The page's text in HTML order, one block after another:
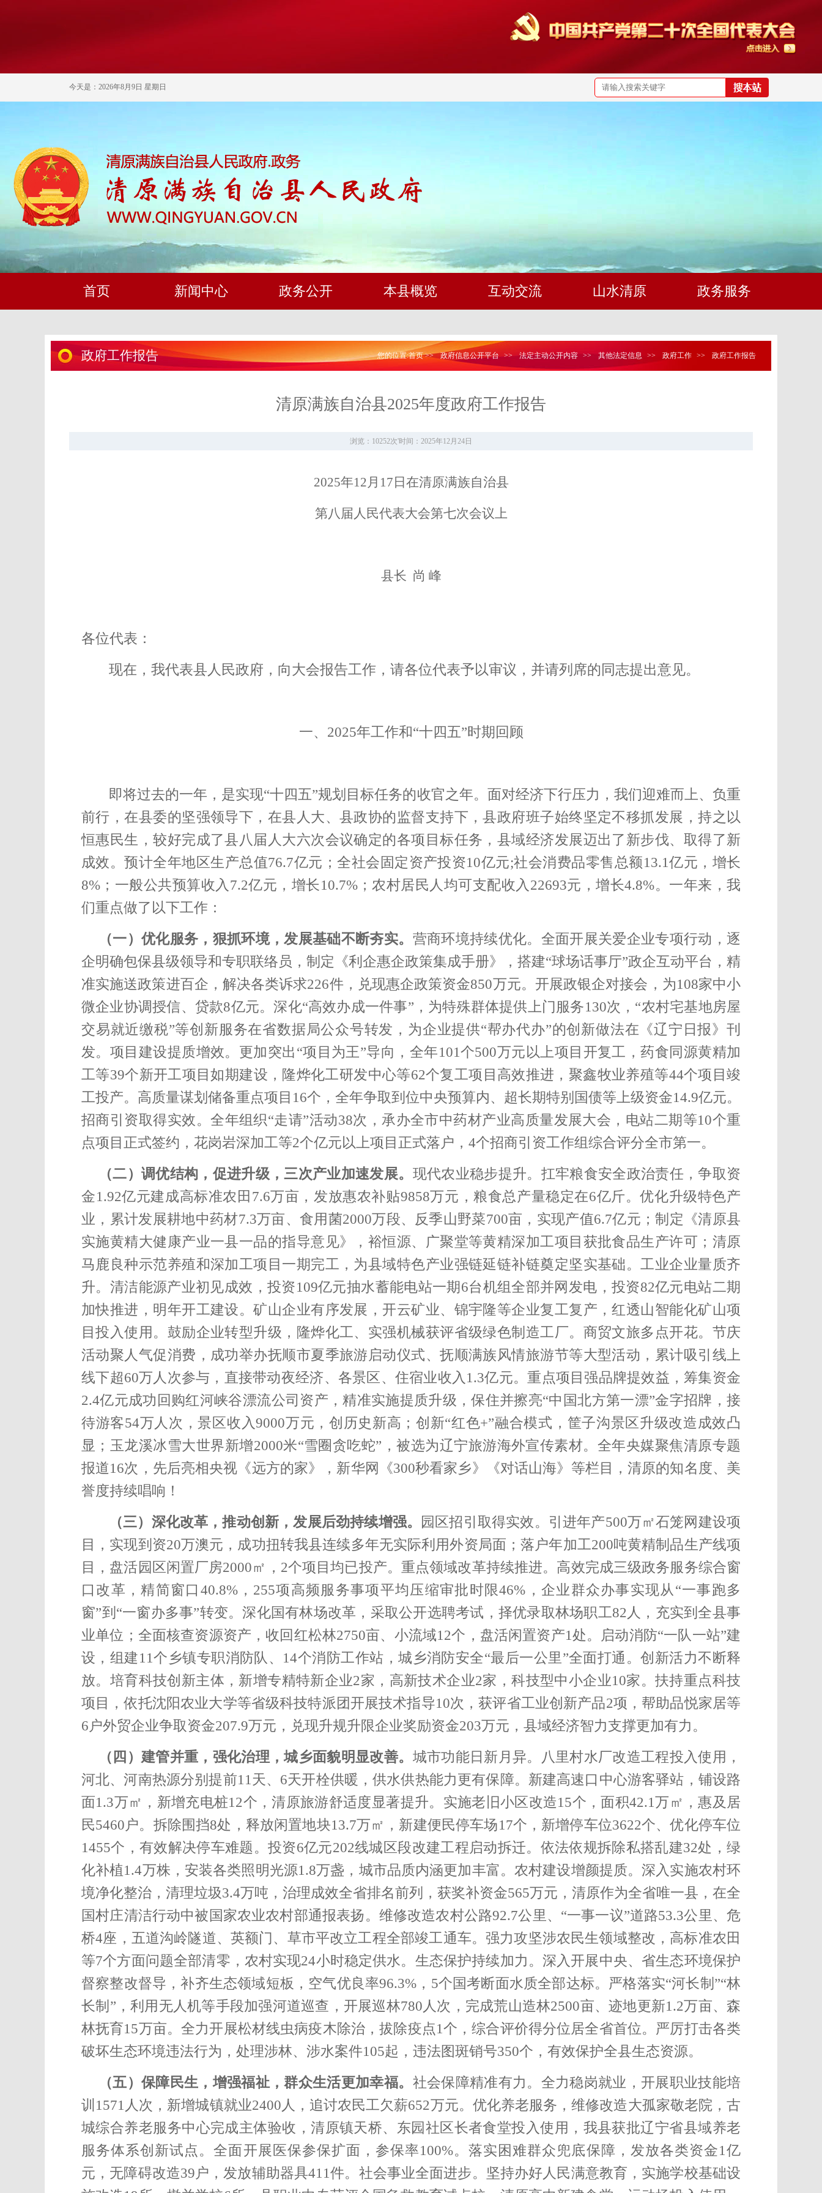
今天是：2026年8月9日 星期日
首页 新闻中心 政务公开 本县概览 互动交流 山水清原 政务服务
政府工作报告 您的位置:首页>> 政府信息公开平台 >> 法定主动公开内容 >> 其他法定信息 >> 政府工作 >> 政府工作报告
清原满族自治县2025年度政府工作报告
浏览：10252次'时间：2025年12月24日
2025年12月 17 日在清原满族自治县
第八届人民代表大会第七次会议上
县长 尚 峰
各位代表：
现在，我代表县人民政府，向大会报告工作，请各位代表予以审议，并请列席的同志提出意见。
一、 2025年工作和“十四五”时期 回顾
即将过去的一年，是实现“十四五”规划目标任务的收官之年。面对经济下行压力，我们迎难而上、负重
前行，在县委的坚强领导下，在县人大、县政协的监督支持下，县政府班子始终坚定不移抓发展，持之以
恒惠民生，较好完成了县八届人大六次会议确定的各项目标任务，县域经济发展迈出了新步伐、取得了新
成效。预计全年地区生产总值76.7亿元； 全社会固定资产投资10亿元;社会消费品零售总额13.1亿元，增长
8%；一般公共预算收入7.2亿元，增长10.7%；农村居民人均可支配收入22693元，增长4.8%。 一年来，我
们重点做了以下工作：
（一）优化服务，狠抓环境，发展基础不断夯实。 营商环境持续优化。 全面开展关爱企业专项行动，逐
企明确包保县级领导和专职联络员，制定《利企惠企政策集成手册》，搭建“球场话事厅”政企互动平台，精
准实施送政策进百企， 解决各类诉求226件，兑现惠企政策资金850万元。开展政银企对接会， 为108家中小
微企业协调授信、贷款8亿元。深化“高效办成一件事”，为特殊群体提供上门服务130次，“农村宅基地房屋
交易就近缴税”等创新服务在省数据局公众号转发，为企业提供“帮办代办”的创新做法在《辽宁日报》刊
发。 项目建设提质增效。 更加突出“项目为王”导向，全年101个500万元以上项目开复工，药食同源黄精加
工等39个新开工项目如期建设，隆烨化工研发中心等62个复工项目高效推进，聚鑫牧业养殖等44个项目竣
工投产。 高质量谋划储备重点项目16个，全年争取到位中央预算内、超长期特别国债等上级资金14.9亿元。
招商引资取得实效。全年组织“走请”活动38次，承办全市中药材产业高质量发展大会，电站二期等10个重
点项目正式签约， 花岗岩深加工等2个亿元以上项目正式落户，4个招商引资工作组综合评分全市第一。
（二）调优结构，促进升级，三次产业加速发展。 现代农业稳步提升。 扛牢粮食安全政治责任，争取资
金1.92亿元建成高标准农田7.6万亩，发放惠农补贴9858万元，粮食总产量稳定在6亿斤。优化升级特色产
业，累计发展耕地中药材7.3万亩、食用菌2000万段、反季山野菜700亩， 实现产值6.7亿元 ；制定《清原县
实施黄精大健康产业一县一品的指导意见》，裕恒源、广聚堂等黄精深加工项目获批食品生产许可；清原
马鹿良种示范养殖和深加工项目一期完工，为县域特色产业强链延链补链奠定坚实基础。工业企业量质齐
升。 清洁能源产业初见成效，投资109亿元抽水蓄能电站一期6台机组全部并网发电，投资82亿元电站二期
加快推进，明年开工建设。矿山企业有序发展，开云矿业、锦宇隆等企业复工复产，红透山智能化矿山项
目投入使用。鼓励企业转型升级， 隆烨化工、实强机械获评省级绿色制造工厂。 商贸文旅多点开花。 节庆
活动聚人气促消费，成功举办抚顺市夏季旅游启动仪式、抚顺满族风情旅游节等大型活动，累计吸引线上
线下超60万人次参与， 直接带动夜经济、各景区、住宿业收入1.3亿元。重点项目强品牌提效益，筹集资金
2.4亿元成功回购红河峡谷漂流公司资产，精准实施提质升级，保住并擦亮“中国北方第一漂”金字招牌，接
待游客54万人次，景区收入9000万元，创历史新高；创新“红色+”融合模式，筐子沟景区升级改造成效凸
显；玉龙溪冰雪大世界新增2000米“雪圈贪吃蛇”，被选为辽宁旅游海外宣传素材。全年央媒聚焦清原专题
报道16次，先后亮相央视《远方的家》，新华网《300秒看家乡》《对话山海》等栏目，清原的知名度、美
誉度持续唱响！
（三）深化改革，推动创新，发展后劲持续增强。 园区招引取得实效。 引进年产500万㎡石笼网建设项
目，实现到资20万澳元，成功扭转我县连续多年无实际利用外资局面；落户年加工200吨黄精制品生产线项
目，盘活园区闲置厂房2000㎡，2个项目均已投产。 重点领域改革持续推进。 高效完成三级政务服务综合窗
口改革，精简窗口40.8%，255项高频服务事项平均压缩审批时限46%，企业群众办事实现从“一事跑多
窗”到“一窗办多事”转变。深化国有林场改革，采取公开选聘考试，择优录取林场职工82人，充实到全县事
业单位；全面核查资源资产，收回红松林2750亩、小流域12个，盘活闲置资产1处。 启动消防“一队一站”建
设，组建11个乡镇专职消防队、14个消防工作站，城乡消防安全“最后一公里”全面打通。创新活力不断释
放。 培育科技创新主体， 新增专精特新企业2家，高新技术企业2家，科技型中小企业10家 。扶持重点科技
项目，依托沈阳农业大学等省级科技特派团开展技术指导10次，获评省工业创新产品2项，帮助品悦家居等
6户外贸企业争取资金207.9万元，兑现升规升限企业奖励资金203万元，县域经济智力支撑更加有力。
（四）建管并重，强化治理，城乡面貌明显改善。 城市功能日新月异。 八里村水厂改造工程投入使用，
河北、河南热源分别提前11天、6天开栓供暖，供水供热能力更有保障。 新建高速口中心游客驿站，铺设路
面1.3万㎡ ，新增充电桩12个，清原旅游舒适度显著提升。实施老旧小区改造15个，面积42.1万㎡，惠及居
民5460户。拆除围挡8处，释放闲置地块13.7万㎡，新建便民停车场17个，新增停车位3622个、优化停车位
1455个，有效解决停车难题。投资6亿元202线城区段改建工程启动拆迁。依法依规拆除私搭乱建32处，绿
化补植1.4万株，安装各类照明光源1.8万盏， 城市品质内涵更加丰富。农村建设增颜提质。深入实施农村环
境净化整治，清理垃圾3.4万吨，治理成效全省排名前列，获奖补资金565万元，清原作为全省唯一县，在全
国村庄清洁行动中被国家农业农村部通报表扬。维修改造农村公路92.7公里、“一事一议”道路53.3公里、危
桥4座，五道沟岭隧道、英额门、草市平改立工程全部竣工通车。强力攻坚涉农民生领域整改，高标准农田
等7个方面问题全部清零，农村实现24小时稳定供水。 生态保护持续加力。深入开展中央、省生态环境保护
督察整改督导，补齐生态领域短板，空气优良率96.3%，5个国考断面水质全部达标。严格落实“河长制”“林
长制”，利用无人机等手段加强河道巡查，开展巡林780人次，完成荒山造林2500亩、迹地更新1.2万亩、 森
林抚育15万亩。全力开展松材线虫病疫木除治，拔除疫点1个，综合评价得分位居全省首位。严厉打击各类
破坏生态环境违法行为，处理涉林、涉水案件105起，违法图斑销号350个，有效保护全县生态资源。
（五）保障民生，增强福祉，群众生活更加幸福。 社会保障精准有力。 全力稳岗就业，开展职业技能培
训1571人次， 新增城镇就业2400人，追讨农民工欠薪652万元。 优化养老服务，维修改造大孤家敬老院，古
城综合养老服务中心完成主体验收，清原镇天桥、东园社区长者食堂投入使用，我县获批辽宁省县域养老
服务体系创新试点。全面开展医保参保扩面，参保率100%。落实困难群众兜底保障，发放各类资金1亿
元， 无障碍改造39户，发放辅助器具411件。 社会事业全面进步。 坚持办好人民满意教育，实施学校基础设